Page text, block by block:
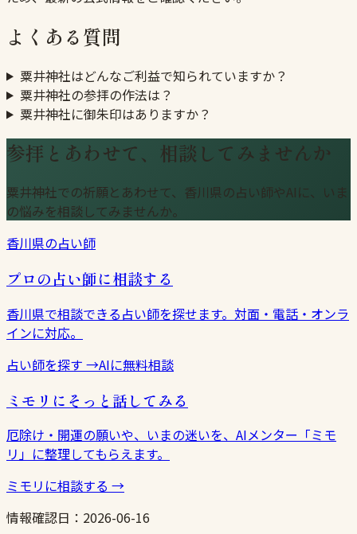
よくある質問
粟井神社はどんなご利益で知られていますか？
粟井神社の参拝の作法は？
粟井神社に御朱印はありますか？
参拝とあわせて、相談してみませんか
粟井神社での祈願とあわせて、香川県の占い師やAIに、いま
の悩みを相談してみませんか。
香川県の占い師
プロの占い師に相談する
香川県で相談できる占い師を探せます。対面・電話・オンラ
インに対応。
占い師を探す →AIに無料相談
ミモリにそっと話してみる
厄除け・開運の願いや、いまの迷いを、AIメンター「ミモ
リ」に整理してもらえます。
ミモリに相談する →
情報確認日： 2026-06-16